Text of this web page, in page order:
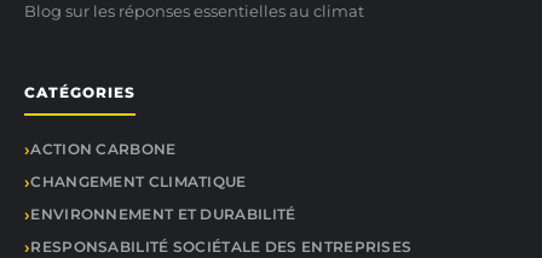
Blog sur les réponses essentielles au climat
CATÉGORIES
ACTION CARBONE
CHANGEMENT CLIMATIQUE
ENVIRONNEMENT ET DURABILITÉ
RESPONSABILITÉ SOCIÉTALE DES ENTREPRISES